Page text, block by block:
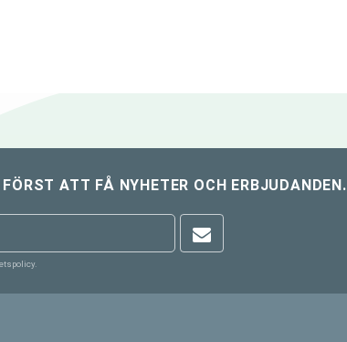
ATT FÅ NYHETER OCH ERBJUDANDEN.
.